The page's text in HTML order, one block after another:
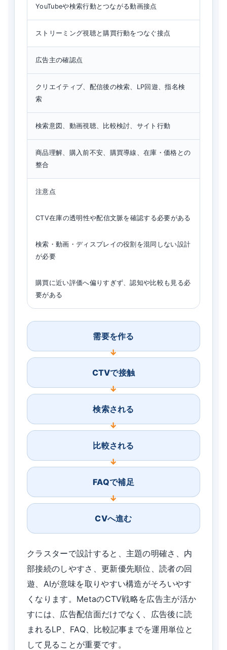
YouTubeや検索行動とつながる動画接点
ストリーミング視聴と購買行動をつなぐ接点
広告主の確認点
クリエイティブ、配信後の検索、LP回遊、指名検
索
検索意図、動画視聴、比較検討、サイト行動
商品理解、購入前不安、購買導線、在庫・価格との
整合
注意点
CTV在庫の透明性や配信文脈を確認する必要がある
検索・動画・ディスプレイの役割を混同しない設計
が必要
購買に近い評価へ偏りすぎず、認知や比較も見る必
要がある
需要を作る
CTVで接触
検索される
比較される
FAQで補足
CVへ進む
クラスターで設計すると、主題の明確さ、内
部接続のしやすさ、更新優先順位、読者の回
遊、AIが意味を取りやすい構造がそろいやす
くなります。MetaのCTV戦略を広告主が活か
すには、広告配信面だけでなく、広告後に読
まれるLP、FAQ、比較記事までを運用単位と
して見ることが重要です。